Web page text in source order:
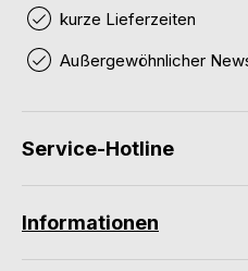
kurze Lieferzeiten
Außergewöhnlicher
Service-Hotline
Informationen